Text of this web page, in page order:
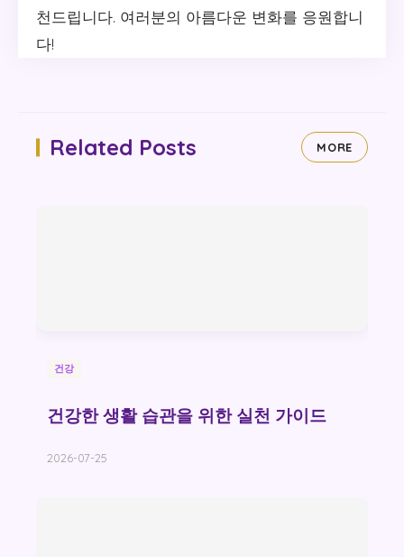
천드립니다. 여러분의 아름다운 변화를 응원합니
다!
Related Posts MORE
건강
건강한 생활 습관을 위한 실천 가이드
2026-07-25